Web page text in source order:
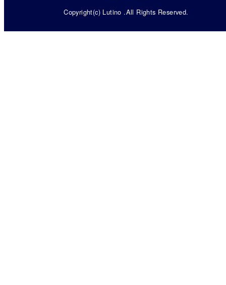
Copyright(c) Lutino .All Rights Reserved.